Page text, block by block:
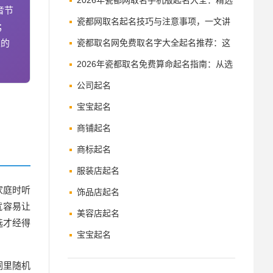
节
庭时听
易让
才经得
里随机
好名推荐
瓷都网取名起名技巧与注意事项，一文讲
透
瓷都取名网免费取名字大全起名推荐：这
几种方案值得收藏
2026年瓷都取名免费算命起名指南：从选
字到定名
公司起名
宝宝起名
商铺起名
商标起名
服装店起名
饰品店起名
美容店起名
宝宝起名